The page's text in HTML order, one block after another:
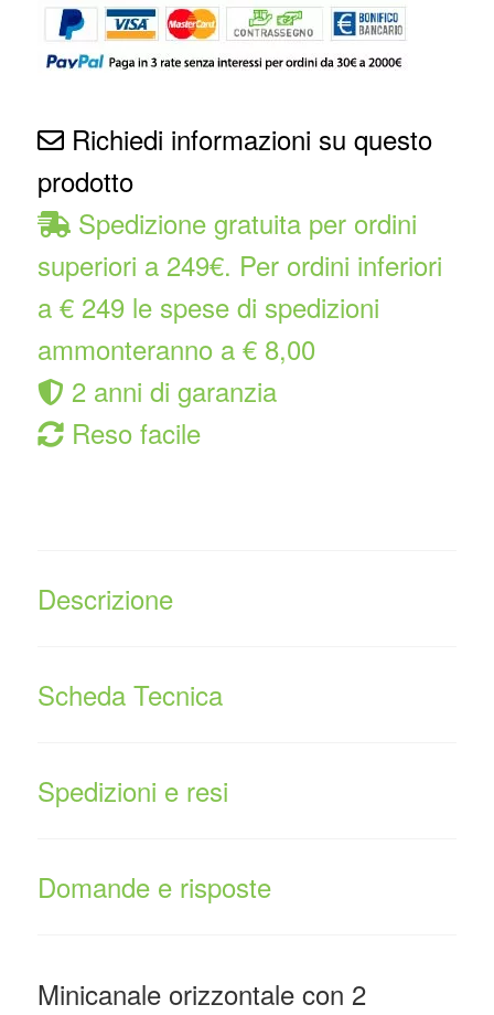
Richiedi informazioni su questo
prodotto
Spedizione gratuita per ordini
superiori a 249€. Per ordini inferiori
a € 249 le spese di spedizioni
ammonteranno a € 8,00
2 anni di garanzia
Reso facile
Descrizione
Scheda Tecnica
Spedizioni e resi
Domande e risposte
Minicanale orizzontale con 2